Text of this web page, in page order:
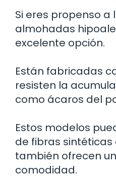
Si eres propenso a
almohadas
excelente opción.
Están fabricadas
resisten la
como ácaros del
Estos modelos
de fibras sintéticas
también ofrecen
comodidad.